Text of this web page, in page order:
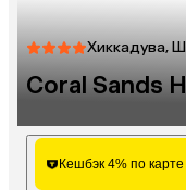
Хиккадува,
Coral Sands
Кешбэк 4% по